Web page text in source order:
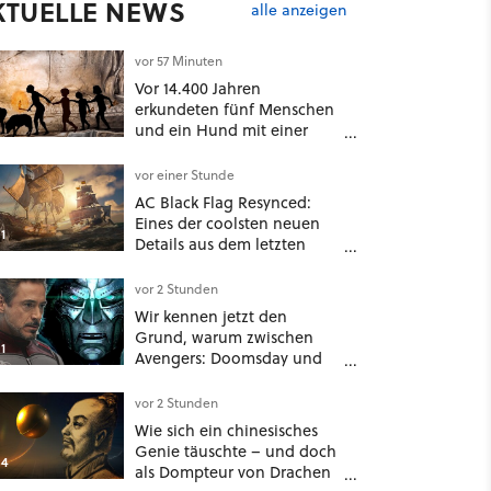
NEWS alle anzeigen
vor 57 Minuten
Vor 14.400 Jahren
erkundeten fünf Menschen
und ein Hund mit einer
Methode eine tiefe Höhle
und hinterließen Spuren
für die Ewigkeit
vor einer Stunde
AC Black Flag Resynced:
Eines der coolsten neuen
Details aus dem letzten
den Patch Notes
vor 2 Stunden
Wir kennen jetzt den
Grund, warum zwischen
Avengers: Doomsday und
Marvel-Film erscheint
vor 2 Stunden
Wie sich ein chinesisches
Genie täuschte – und doch
als Dompteur von Drachen